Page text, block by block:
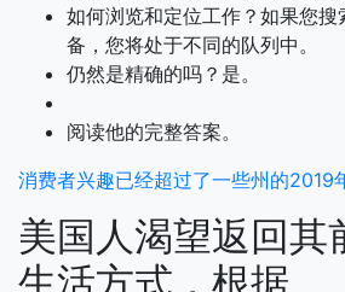
如何浏览和定位工作？如果您
备，您将处于不同的队列中。
仍然是精确的吗？是。
阅读他的完整答案。
消费者兴趣已经超过了一些州的2019
美国人渴望返回其
生活方式，根据